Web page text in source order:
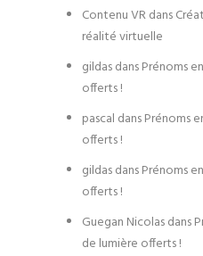
Contenu VRdans
réalité virtuelle
gildasdansPrénoms
offerts !
pascal dansPrénoms
offerts !
gildasdansPrénoms
offerts !
Guegan Nicolasdans
de lumière offerts !